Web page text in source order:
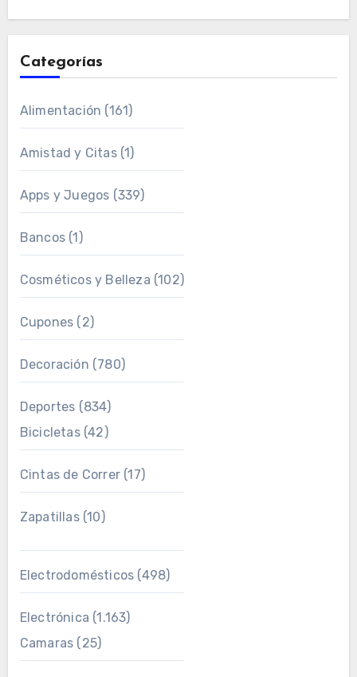
Categorías
Alimentación (161)
Amistad y Citas(1)
Apps y Juegos (339)
Bancos(1)
Cosméticos y Belleza (102)
Cupones (2)
Decoración (780)
Deportes (834)
Bicicletas(42)
Cintas de Correr(17)
Zapatillas(10)
Electrodomésticos (498)
Electrónica (1.163)
Camaras (25)